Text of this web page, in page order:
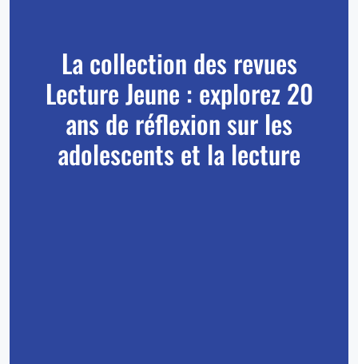
La collection des revues
Lecture Jeune : explorez 20
ans de réflexion sur les
adolescents et la lecture